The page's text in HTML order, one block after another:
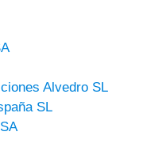
Alvedro SL
SL